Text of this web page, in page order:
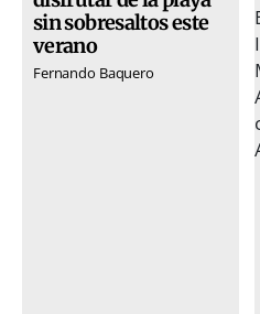
sin sobresaltos este
verano
Fernando Baquero